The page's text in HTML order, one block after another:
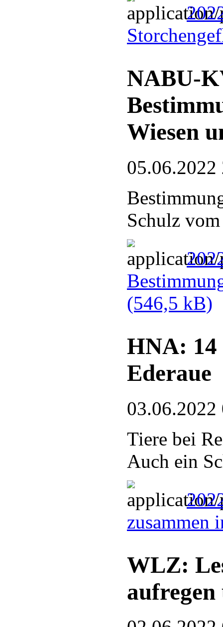
NABU-
Wiesen
05.06.2022
Schulz
(546,5 kB)
HNA: 14
Ederaue
03.06.2022
Tiere bei
Auch ein
zusammen
WLZ:
aufregen